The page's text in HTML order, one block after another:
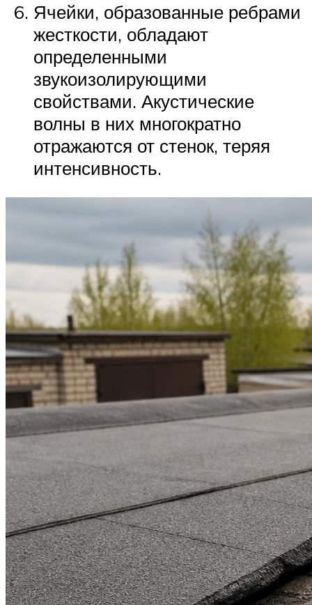
Ячейки, образованные ребрами
жесткости, обладают
определенными
звукоизолирующими
свойствами. Акустические
волны в них многократно
отражаются от стенок, теряя
интенсивность.